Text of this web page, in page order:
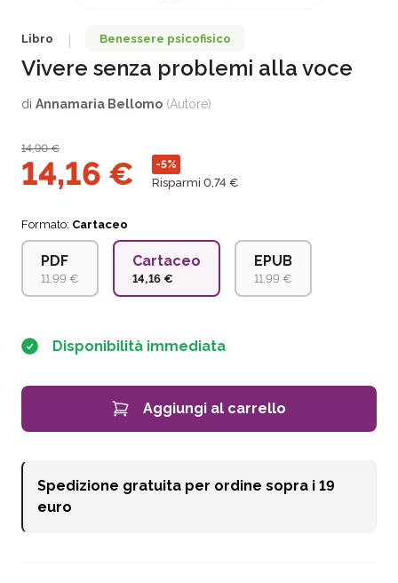
Libro Benessere psicofisico
Vivere senza problemi alla voce
di Annamaria Bellomo (Autore)
14,90€
14,16 € -5%
Risparmi 0,74 €
Formato: Cartaceo
PDF
11,99 €
Cartaceo
14,16 €
EPUB
11,99 €
Disponibilità immediata
Aggiungi al carrello
Spedizione gratuita per ordine sopra i 19
euro